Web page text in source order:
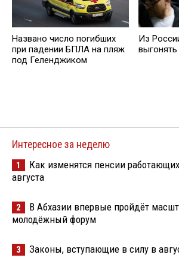
Названо число погибших
при падении БПЛА на пляж
под Геленджиком
Из
Интересное за неделю
1
Как изменятся пенсии
августа
2
В Абхазии впервые пройдёт
молодёжный форум
3 Законы, вступающие в силу в